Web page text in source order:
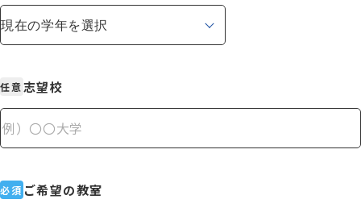
任意志望校
必須 ご希望の教室